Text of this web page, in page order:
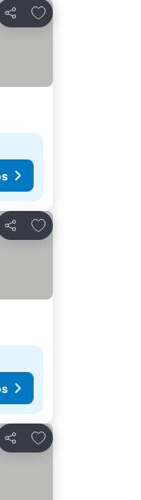
Compartir
Agregar a favoritos
Compartir
Agregar a favoritos
Compartir
Agregar a favoritos